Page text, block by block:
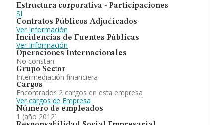
Estructura corporativa - Participaciones
SI
Contratos Públicos Adjudicados
Ver Información
Incidencias de Fuentes Públicas
Ver Información
Operaciones Internacionales
No constan
Grupo Sector
Intermediación financiera
Cargos
Encontrados 2 cargos en esta empresa
Ver cargos de Empresa
Número de empleados
1 (año 2012)